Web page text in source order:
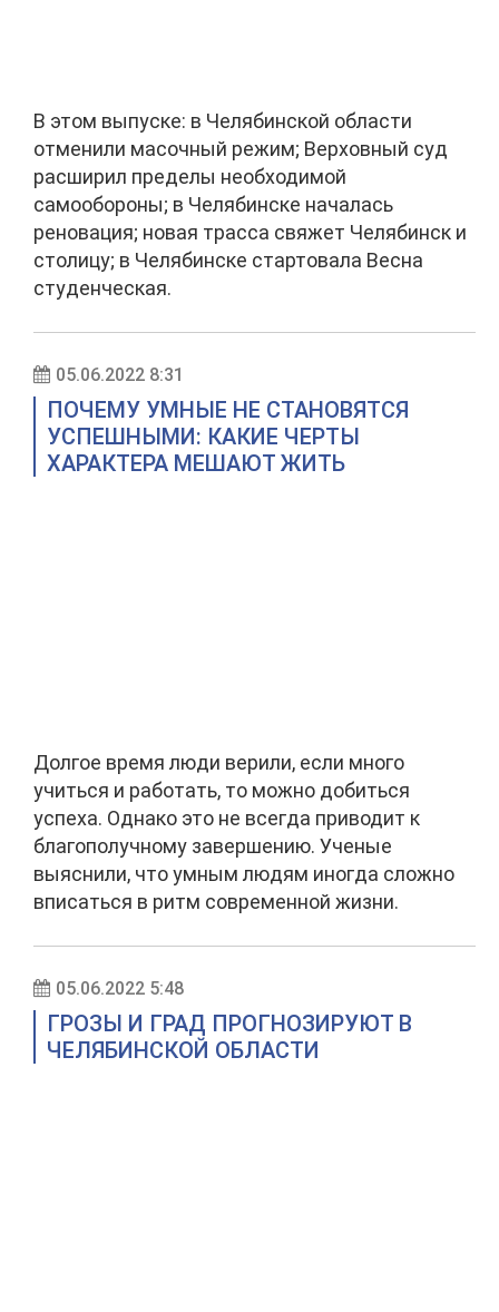
В этом выпуске: в Челябинской области
отменили масочный режим; Верховный суд
расширил пределы необходимой
самообороны; в Челябинске началась
реновация; новая трасса свяжет Челябинск и
столицу; в Челябинске стартовала Весна
студенческая.
05.06.2022 8:31
ПОЧЕМУ УМНЫЕ НЕ СТАНОВЯТСЯ
УСПЕШНЫМИ: КАКИЕ ЧЕРТЫ
ХАРАКТЕРА МЕШАЮТ ЖИТЬ
Долгое время люди верили, если много
учиться и работать, то можно добиться
успеха. Однако это не всегда приводит к
благополучному завершению. Ученые
выяснили, что умным людям иногда сложно
вписаться в ритм современной жизни.
05.06.2022 5:48
ГРОЗЫ И ГРАД ПРОГНОЗИРУЮТ В
ЧЕЛЯБИНСКОЙ ОБЛАСТИ